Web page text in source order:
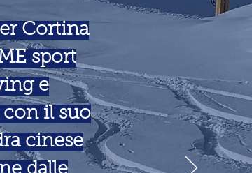
Cortina
sport
e
il suo
cinese